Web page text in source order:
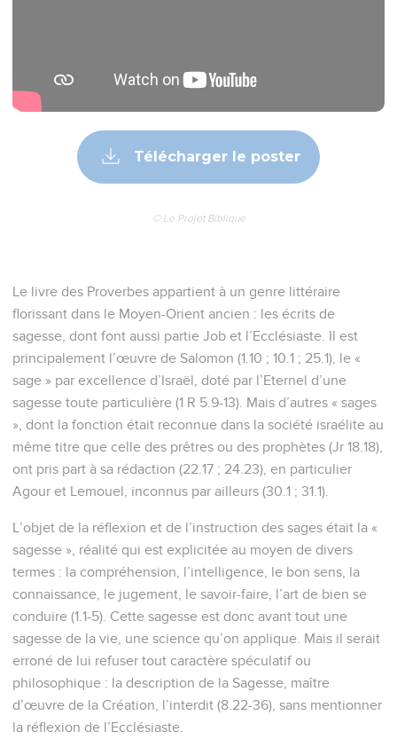
Télécharger le poster
© Le Projet Biblique
Le livre des Proverbes appartient à un genre littéraire
florissant dans le Moyen-Orient ancien : les écrits de
sagesse, dont font aussi partie Job et l’Ecclésiaste. Il est
principalement l’œuvre de Salomon (1.10 ; 10.1 ; 25.1), le «
sage » par excellence d’Israël, doté par l’Eternel d’une
sagesse toute particulière (1 R 5.9-13). Mais d’autres « sages
», dont la fonction était reconnue dans la société israélite au
même titre que celle des prêtres ou des prophètes (Jr 18.18),
ont pris part à sa rédaction (22.17 ; 24.23), en particulier
Agour et Lemouel, inconnus par ailleurs (30.1 ; 31.1).
L’objet de la réflexion et de l’instruction des sages était la «
sagesse », réalité qui est explicitée au moyen de divers
termes : la compréhension, l’intelligence, le bon sens, la
connaissance, le jugement, le savoir-faire, l’art de bien se
conduire (1.1-5). Cette sagesse est donc avant tout une
sagesse de la vie, une science qu’on applique. Mais il serait
erroné de lui refuser tout caractère spéculatif ou
philosophique : la description de la Sagesse, maître
d’œuvre de la Création, l’interdit (8.22-36), sans mentionner
la réflexion de l’Ecclésiaste.